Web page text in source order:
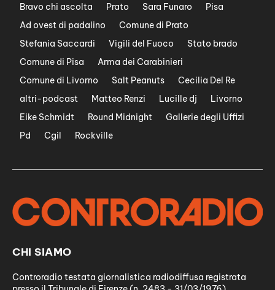
Bravo chi ascolta
Prato Sara Funaro
Pisa
Ad ovest di padalino
Comune di Prato
Stefania Saccardi
Vigili del Fuoco
Stato brado
Comune di Pisa
Arma dei Carabinieri
Comune di Livorno
Salt Peanuts
Cecilia Del Re
altri-podcast
Matteo Renzi Lucille dj
Livorno
Eike Schmidt
Round Midnight
Gallerie degli Uffizi
Pd
Cgil Rockville
CHI SIAMO
Controradio testata giornalistica radiodiffusa registrata